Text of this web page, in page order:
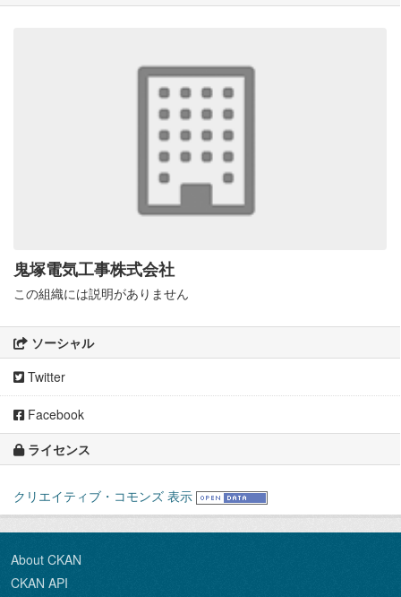
鬼塚電気工事株式会社
この組織には説明がありません
ソーシャル
Twitter
Facebook
ライセンス
クリエイティブ・コモンズ 表示
About CKAN
CKAN API